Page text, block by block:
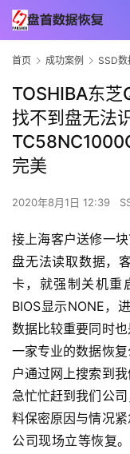
首页 成功案例 SSD数
TOSHIBA东
找不到盘无法
完美
2020年8月1日 12:39
接上海客户送修一
盘无法读取数据，
卡，就强制关机重
BIOS显示NONE，
数据比较重要同时
一家专业的数据恢
户通过网上搜索到
急忙忙赶到我们公
料保密原因与情况
公司现场立等恢复